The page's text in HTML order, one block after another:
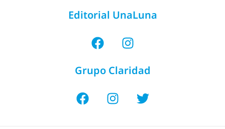
Editorial UnaLuna
Grupo Claridad